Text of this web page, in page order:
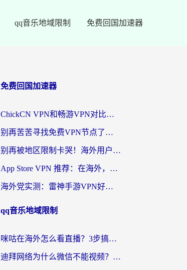
qq音乐地域限制 免费回国加速器
免费回国加速器
ChickCN VPN和畅游VPN对比哪个回国效果更好？海外党必看的回国加速器选择指南
别再苦苦寻找免费VPN节点了，这才是海外访问国内资源的正确姿势
别再被地区限制卡哭！海外用户vpn中国下载全攻略，无缝刷剧办公社交
App Store VPN 推荐：在海外，如何找回那扇回家的“任意门”？
海外党实测：雷神手游VPN好用吗？和闪电VPN对比哪个回国效果更好？附小众工具深度测评
qq音乐地域限制
咪咕在海外怎么看直播？3步搞定地域限制，还能畅看腾讯视频与国内热剧
迪拜网络为什么微信不能视频？海外党必看的回国加速全攻略